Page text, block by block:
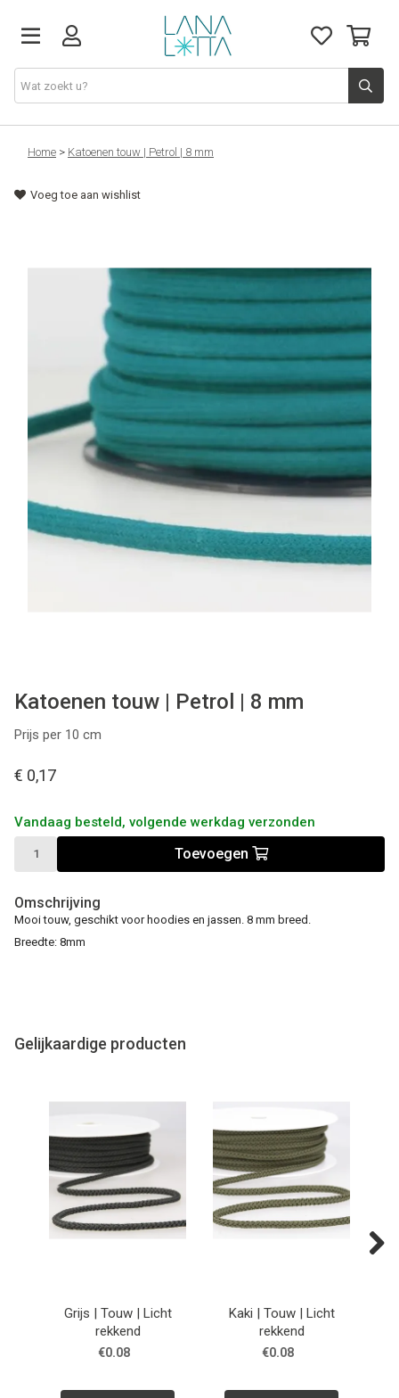
Stoffen
Fournituren
Naaimachines
Tips & tricks
Solden
Home > Katoenen touw | Petrol | 8 mm
Voeg toe aan wishlist
Katoenen touw | Petrol | 8 mm
Prijs per 10 cm
€ 0,17
Vandaag besteld, volgende werkdag verzonden
Toevoegen
Omschrijving
Mooi touw, geschikt voor hoodies en jassen. 8 mm breed.
Breedte: 8mm
Gelijkaardige producten
Grijs | Touw | Licht
rekkend
€0.08
Kaki | Touw | Licht
rekkend
€0.08